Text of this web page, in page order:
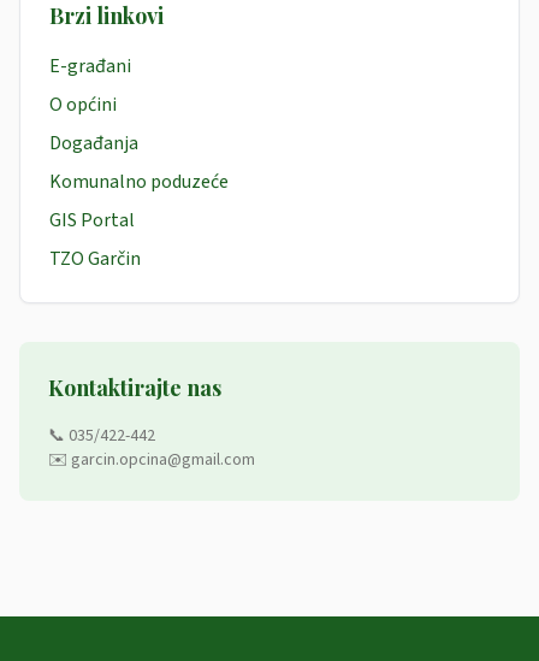
Brzi linkovi
E-građani
O općini
Događanja
Komunalno poduzeće
GIS Portal
TZO Garčin
Kontaktirajte nas
📞 035/422-442
✉️ garcin.opcina@gmail.com